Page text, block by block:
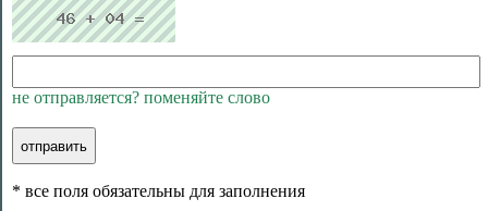
не отправляется? поменяйте слово
* все поля обязательны для заполнения